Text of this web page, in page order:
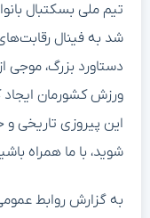
تیم ملی بسکتبال
دستاورد بزرگ، موجی
ورزش کشورمان
این پیروزی تاریخی و
شوید، با ما همراه
به گزارش روابط